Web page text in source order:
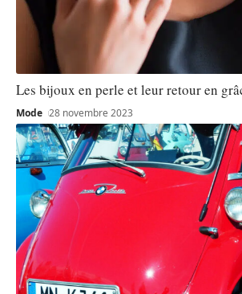
Les bijoux en perle et leur retour en
Mode 28 novembre 2023